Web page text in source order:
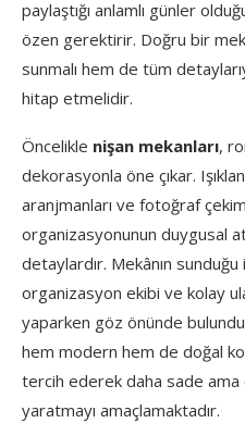
paylaştığı anlamlı günler
özen gerektirir. Doğru bir
sunmalı hem de tüm
hitap etmelidir.
Öncelikle nişan mekanları,
dekorasyonla öne çıkar.
aranjmanları ve fotoğraf
organizasyonunun duygusal
detaylardır. Mekânın
organizasyon ekibi ve kolay
yaparken göz önünde
hem modern hem de doğal
tercih ederek daha sade
yaratmayı amaçlamaktadır.